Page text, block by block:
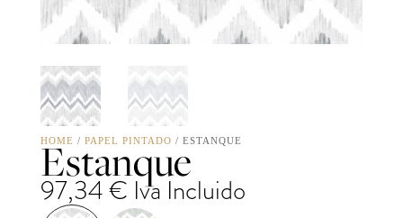
HOME / PAPEL PINTADO / ESTANQUE
Estanque
97,34€ Iva Incluido